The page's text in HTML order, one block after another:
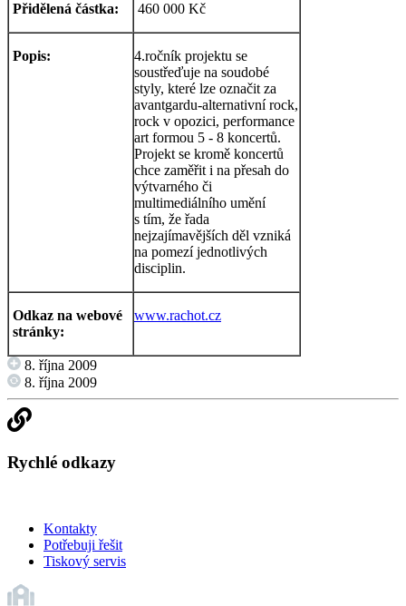
Přidělená částka: 460 000 Kč
Popis:
4.ročník projektu se
soustřeďuje na soudobé
styly, které lze označit za
avantgardu-alternativní rock,
rock v opozici, performance
art formou 5 - 8 koncertů.
Projekt se kromě koncertů
chce zaměřit i na přesah do
výtvarného či
multimediálního umění
s tím, že řada
nejzajímavějších děl vzniká
na pomezí jednotlivých
disciplin.
Odkaz na webové
stránky:
www.rachot.cz
8. října 2009
8. října 2009
Rychlé odkazy
Kontakty
Potřebuji řešit
Tiskový servis